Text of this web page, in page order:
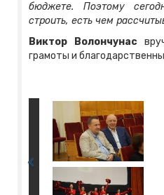
бюджете. Поэтому
строить, есть чем
Виктор Волончунас
грамоты и